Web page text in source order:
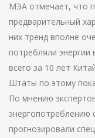
МЭА отмечает, что
предварительный
них тренд вполне
потребляли
всего за 10 лет
Штаты по этому
По мнению
энергопотреблению
прогнозировали